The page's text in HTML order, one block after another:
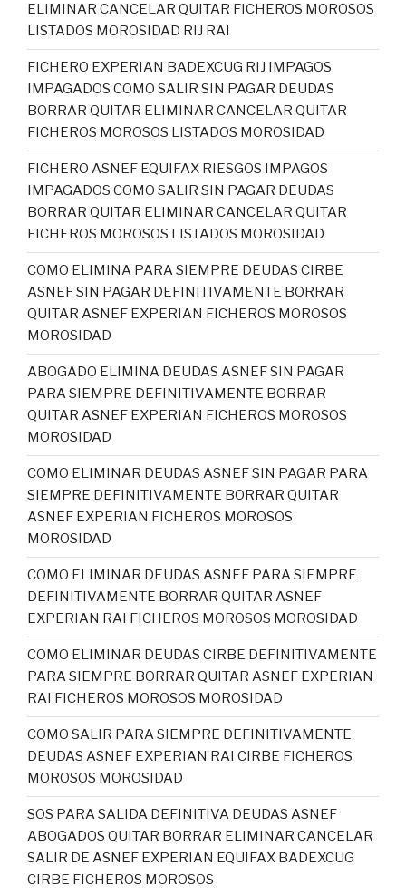
ELIMINAR CANCELAR QUITAR FICHEROS MOROSOS
LISTADOS MOROSIDAD RIJ RAI
FICHERO EXPERIAN BADEXCUG RIJ IMPAGOS
IMPAGADOS COMO SALIR SIN PAGAR DEUDAS
BORRAR QUITAR ELIMINAR CANCELAR QUITAR
FICHEROS MOROSOS LISTADOS MOROSIDAD
FICHERO ASNEF EQUIFAX RIESGOS IMPAGOS
IMPAGADOS COMO SALIR SIN PAGAR DEUDAS
BORRAR QUITAR ELIMINAR CANCELAR QUITAR
FICHEROS MOROSOS LISTADOS MOROSIDAD
COMO ELIMINA PARA SIEMPRE DEUDAS CIRBE
ASNEF SIN PAGAR DEFINITIVAMENTE BORRAR
QUITAR ASNEF EXPERIAN FICHEROS MOROSOS
MOROSIDAD
ABOGADO ELIMINA DEUDAS ASNEF SIN PAGAR
PARA SIEMPRE DEFINITIVAMENTE BORRAR
QUITAR ASNEF EXPERIAN FICHEROS MOROSOS
MOROSIDAD
COMO ELIMINAR DEUDAS ASNEF SIN PAGAR PARA
SIEMPRE DEFINITIVAMENTE BORRAR QUITAR
ASNEF EXPERIAN FICHEROS MOROSOS
MOROSIDAD
COMO ELIMINAR DEUDAS ASNEF PARA SIEMPRE
DEFINITIVAMENTE BORRAR QUITAR ASNEF
EXPERIAN RAI FICHEROS MOROSOS MOROSIDAD
COMO ELIMINAR DEUDAS CIRBE DEFINITIVAMENTE
PARA SIEMPRE BORRAR QUITAR ASNEF EXPERIAN
RAI FICHEROS MOROSOS MOROSIDAD
COMO SALIR PARA SIEMPRE DEFINITIVAMENTE
DEUDAS ASNEF EXPERIAN RAI CIRBE FICHEROS
MOROSOS MOROSIDAD
SOS PARA SALIDA DEFINITIVA DEUDAS ASNEF
ABOGADOS QUITAR BORRAR ELIMINAR CANCELAR
SALIR DE ASNEF EXPERIAN EQUIFAX BADEXCUG
CIRBE FICHEROS MOROSOS